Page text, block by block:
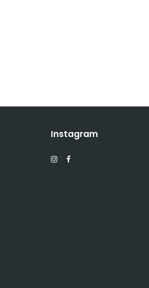
Instagram